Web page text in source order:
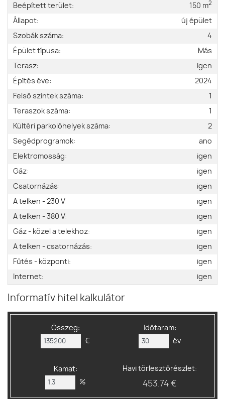
Beépített terület: 150 m2
Állapot:
új épület
Szobák száma:
4
Épület típusa:
Más
Terasz:
igen
Építés éve:
2024
Felső szintek száma:
1
Teraszok száma:
1
Kültéri parkolóhelyek száma:
2
Segédprogramok:
ano
Elektromosság:
igen
Gáz:
igen
Csatornázás:
igen
A telken - 230 V:
igen
A telken - 380 V:
igen
Gáz - közel a telekhoz:
igen
A telken - csatornázás:
igen
Fűtés - központi:
igen
Internet:
igen
Informatív hitel kalkulátor
Összeg:
€
Időtaram:
év
Kamat:
%
Havi törlesztőrészlet:
453.74 €